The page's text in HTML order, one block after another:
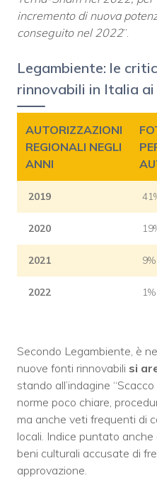
incremento di nuova
conseguito nel 2022”.
Legambiente: le
rinnovabili in Italia
AUTORIZZAZIONI
REGIONALI NEGLI
ANNI
2019
2020
2021 9%
2022 1%
Secondo Legambiente, è
nuove fonti rinnovabili si
stando all’indagine
norme poco chiare,
ma anche veti frequenti di
locali. Indice puntato
beni culturali accusate di
approvazione.